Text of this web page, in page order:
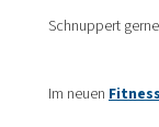
Schnuppert
Im neuen